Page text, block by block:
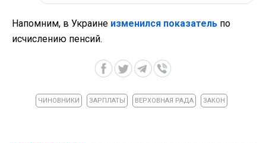
Напомним, в Украине изменился показатель по
исчислению пенсий.
ЧИНОВНИКИ ЗАРПЛАТЫ ВЕРХОВНАЯ РАДА ЗАКОН